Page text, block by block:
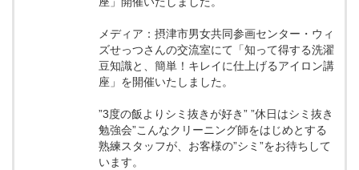
メディア：摂津市男女共同参画センター・ウィ
ズせっつさんの交流室にて「知って得する洗濯
豆知識と、簡単！キレイに仕上げるアイロン講
座」を開催いたしました。
”3度の飯よりシミ抜きが好き” ”休日はシミ抜き
勉強会”こんなクリーニング師をはじめとする
熟練スタッフが、お客様の”シミ”をお待ちして
います。